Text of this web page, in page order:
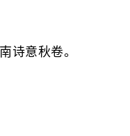
诗意秋卷。